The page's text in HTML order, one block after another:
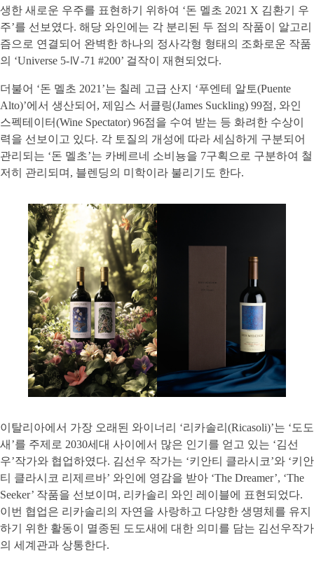
생한 새로운 우주를 표현하기 위하여 ‘돈 멜초 2021 X 김환기 우
주’를 선보였다. 해당 와인에는 각 분리된 두 점의 작품이 알고리
즘으로 연결되어 완벽한 하나의 정사각형 형태의 조화로운 작품
의 ‘Universe 5-Ⅳ-71 #200’ 걸작이 재현되었다.
더불어 ‘돈 멜초 2021’는 칠레 고급 산지 ‘푸엔테 알토(Puente
Alto)’에서 생산되어, 제임스 서클링(James Suckling) 99점, 와인
스펙테이터(Wine Spectator) 96점을 수여 받는 등 화려한 수상이
력을 선보이고 있다. 각 토질의 개성에 따라 세심하게 구분되어
관리되는 ‘돈 멜초’는 카베르네 소비뇽을 7구획으로 구분하여 철
저히 관리되며, 블렌딩의 미학이라 불리기도 한다.
이탈리아에서 가장 오래된 와이너리 ‘리카솔리(Ricasoli)’는 ‘도도
새’를 주제로 2030세대 사이에서 많은 인기를 얻고 있는 ‘김선
우’작가와 협업하였다. 김선우 작가는 ‘키안티 클라시코’와 ‘키안
티 클라시코 리제르바’ 와인에 영감을 받아 ‘The Dreamer’, ‘The
Seeker’ 작품을 선보이며, 리카솔리 와인 레이블에 표현되었다.
이번 협업은 리카솔리의 자연을 사랑하고 다양한 생명체를 유지
하기 위한 활동이 멸종된 도도새에 대한 의미를 담는 김선우작가
의 세계관과 상통한다.